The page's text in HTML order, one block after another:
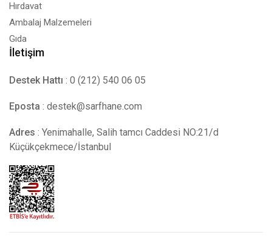
Hırdavat
Ambalaj Malzemeleri
Gıda
İletişim
Destek Hattı : 0 (212) 540 06 05
Eposta : destek@sarfhane.com
Adres : Yenimahalle, Salih tamcı Caddesi NO:21/d
Küçükçekmece/İstanbul